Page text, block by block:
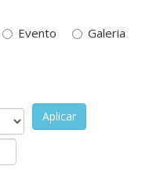
Evento
Galeria
Aplicar